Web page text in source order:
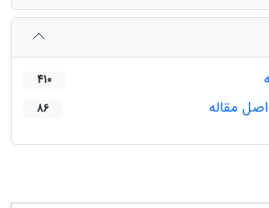
410
مقاله 86